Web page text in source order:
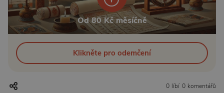
Od 80 Kč měsíčně
Klikněte pro odemčení
0 líbí 0 komentářů